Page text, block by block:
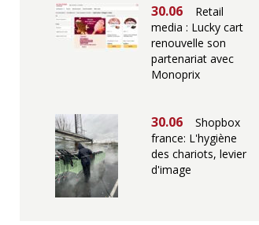
30.06
Retail
media : Lucky cart
renouvelle son
partenariat avec
Monoprix
30.06
Shopbox
france: L'hygiène
des chariots, levier
d'image